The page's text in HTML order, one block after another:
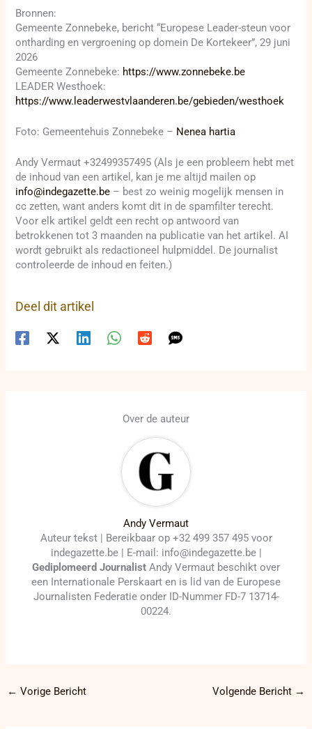
Bronnen:
Gemeente Zonnebeke, bericht “Europese Leader-steun voor
ontharding en vergroening op domein De Kortekeer”, 29 juni
2026
Gemeente Zonnebeke: https://www.zonnebeke.be
LEADER Westhoek:
https://www.leaderwestvlaanderen.be/gebieden/westhoek
Foto: Gemeentehuis Zonnebeke – Nenea hartia
Andy Vermaut +32499357495 (Als je een probleem hebt met
de inhoud van een artikel, kan je me altijd mailen op
info@indegazette.be – best zo weinig mogelijk mensen in
cc zetten, want anders komt dit in de spamfilter terecht.
Voor elk artikel geldt een recht op antwoord van
betrokkenen tot 3 maanden na publicatie van het artikel. AI
wordt gebruikt als redactioneel hulpmiddel. De journalist
controleerde de inhoud en feiten.)
Deel dit artikel
Over de auteur
Andy Vermaut
Auteur tekst | Bereikbaar op +32 499 357 495 voor
indegazette.be | E-mail: info@indegazette.be |
Gediplomeerd Journalist Andy Vermaut beschikt over
een Internationale Perskaart en is lid van de Europese
Journalisten Federatie onder ID-Nummer FD-7 13714-
00224.
← Vorige Bericht Volgende Bericht →